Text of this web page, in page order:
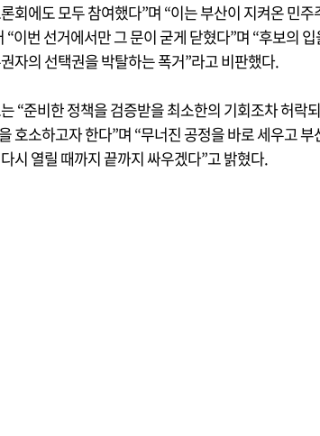
회에도 모두 참여했다”며 “이는 부산이 지켜온 민
“이번 선거에서만 그 문이 굳게 닫혔다”며 “후보의
자의 선택권을 박탈하는 폭거”라고 비판했다.
“준비한 정책을 검증받을 최소한의 기회조차 허락
호소하고자 한다”며 “무너진 공정을 바로 세우고
시 열릴 때까지 끝까지 싸우겠다”고 밝혔다.